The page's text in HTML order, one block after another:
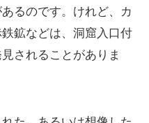
るのです。けれど、カ
鉱などは、洞窟入口付
されることがありま